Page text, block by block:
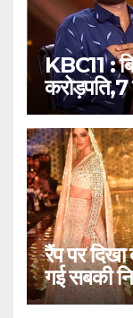
KBC11 :
रैंप पर
गई सबकी